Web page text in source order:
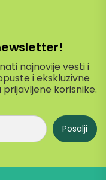
najnovije vesti i
i ekskluzivne
korisnike.
Posalji